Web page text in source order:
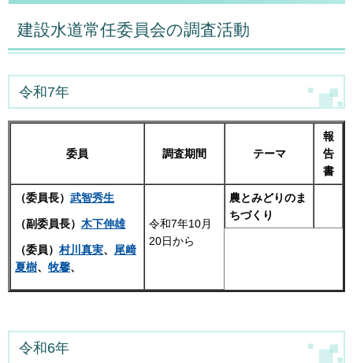
建設水道常任委員会の調査活動
令和7年
委員 調査期間 テーマ
報
告
書
（委員長） 武智秀生
（副委員長） 木下伸雄
（委員） 村川真実、 尾﨑
夏樹、 牧馨、
令和7年10月
20日から
農とみどりのま
ちづくり
令和6年